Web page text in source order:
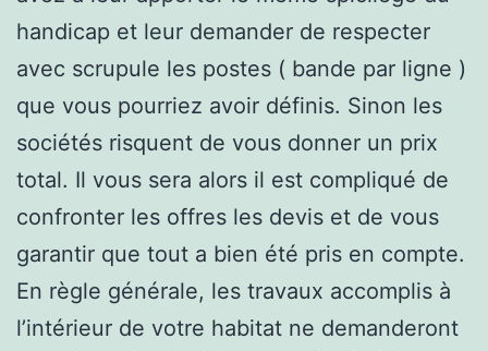
handicap et leur demander de respecter
avec scrupule les postes ( bande par ligne )
que vous pourriez avoir définis. Sinon les
sociétés risquent de vous donner un prix
total. Il vous sera alors il est compliqué de
confronter les offres les devis et de vous
garantir que tout a bien été pris en compte.
En règle générale, les travaux accomplis à
l’intérieur de votre habitat ne demanderont